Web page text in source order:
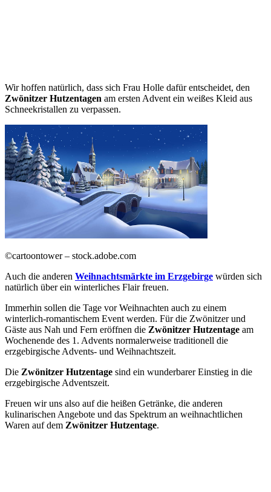
Wir hoffen natürlich, dass sich Frau Holle dafür entscheidet, den
Zwönitzer Hutzentagen am ersten Advent ein weißes Kleid aus
Schneekristallen zu verpassen.
©cartoontower – stock.adobe.com
Auch die anderen Weihnachtsmärkte im Erzgebirge würden sich
natürlich über ein winterliches Flair freuen.
Immerhin sollen die Tage vor Weihnachten auch zu einem
winterlich-romantischem Event werden. Für die Zwönitzer und
Gäste aus Nah und Fern eröffnen die Zwönitzer Hutzentage am
Wochenende des 1. Advents normalerweise traditionell die
erzgebirgische Advents- und Weihnachtszeit.
Die Zwönitzer Hutzentage sind ein wunderbarer Einstieg in die
erzgebirgische Adventszeit.
Freuen wir uns also auf die heißen Getränke, die anderen
kulinarischen Angebote und das Spektrum an weihnachtlichen
Waren auf dem Zwönitzer Hutzentage.